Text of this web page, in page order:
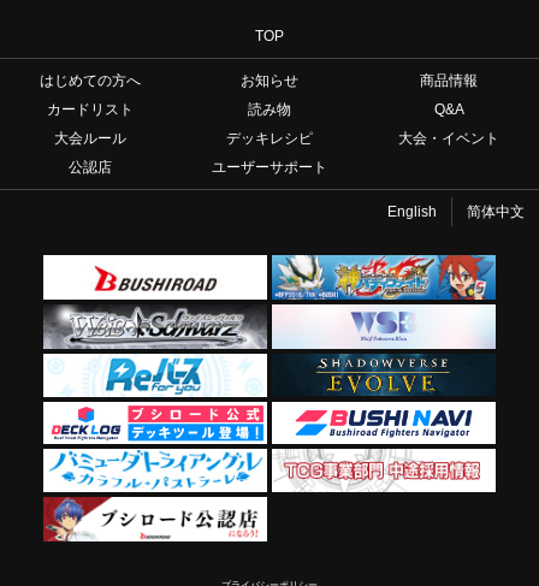
TOP
はじめての方へ お知らせ
商品情報
カードリスト
読み物
Q&A
大会ルール
デッキレシピ
大会・イベント
公認店
ユーザーサポート
English 简体中文